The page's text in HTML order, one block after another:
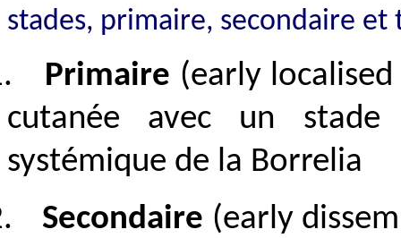
stades, primaire, secondaire
Primaire (early
cutanée avec un stade
systémique de la Borrelia
Secondaire (early